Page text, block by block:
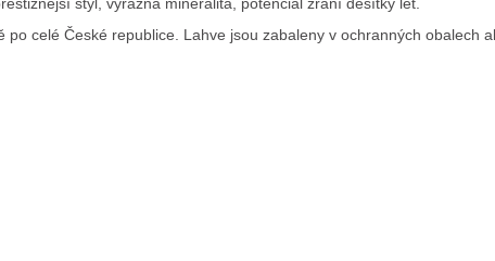
po celé České republice. Lahve jsou zabaleny v ochranných obalech